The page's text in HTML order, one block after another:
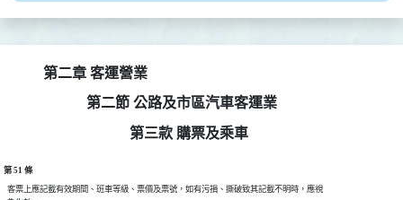
第二章 客運營業
第二節 公路及市區汽車客運業
第三款 購票及乘車
第 51 條
  客票上應記載有效期間、班車等級、票價及票號，如有污損、撕破致其記載不明時，應視